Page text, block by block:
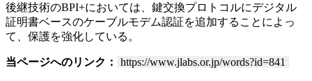
後継技術のBPI+においては、鍵交換プロトコルにデジタル
証明書ベースのケーブルモデム認証を追加することによっ
て、保護を強化している。
当ページへのリンク： https://www.jlabs.or.jp/words?id=841